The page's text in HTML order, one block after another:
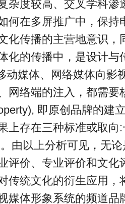
杂度较高、交叉学科渗
何在多屏推广中，保持
化传播的主营地意识，
化的传播中，是设计与
动媒体、网络媒体向影
网络端的注入，都需
即原创品牌的建
上存在三种标准或取向
由以上分析可见，无
评价、专业评价和文化
传统文化的衍生应用，
媒体形象系统的频道品